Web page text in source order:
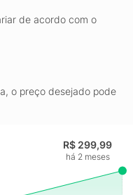
de acordo com o
o preço desejado pode
R$ 299,99
há 2 meses